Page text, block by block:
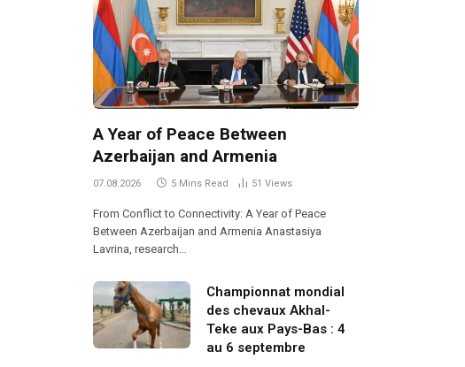
A Year of Peace Between
Azerbaijan and Armenia
07.08.2026 5 Mins Read 51 Views
From Conflict to Connectivity: A Year of Peace
Between Azerbaijan and Armenia Anastasiya
Lavrina, research…
Championnat mondial
des chevaux Akhal-
Teke aux Pays-Bas : 4
au 6 septembre